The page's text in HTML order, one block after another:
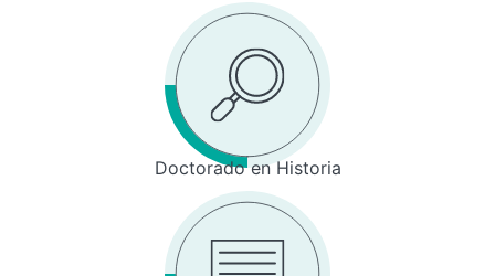
Doctorado en Historia